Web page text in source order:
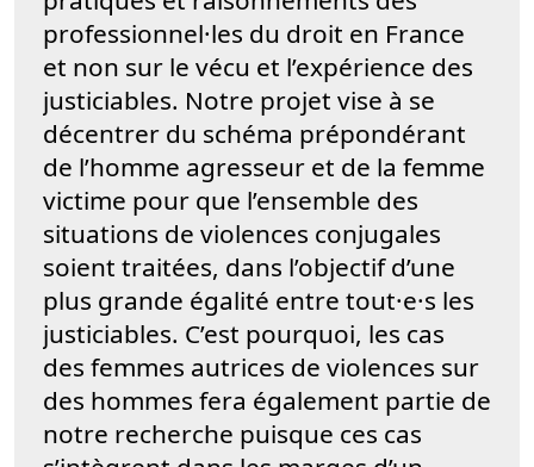
professionnel·les du droit en France
et non sur le vécu et l’expérience des
justiciables. Notre projet vise à se
décentrer du schéma prépondérant
de l’homme agresseur et de la femme
victime pour que l’ensemble des
situations de violences conjugales
soient traitées, dans l’objectif d’une
plus grande égalité entre tout·e·s les
justiciables. C’est pourquoi, les cas
des femmes autrices de violences sur
des hommes fera également partie de
notre recherche puisque ces cas